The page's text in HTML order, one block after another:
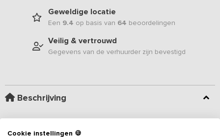
Geweldige locatie
Een 9.4 op basis van 64 beoordelingen
Veilig & vertrouwd
Gegevens van de verhuurder zijn bevestigd
Beschrijving
rustieke eiken deuren en een eiken gevel. Het uitzicht vanaf het
Cookie instellingen 🍪